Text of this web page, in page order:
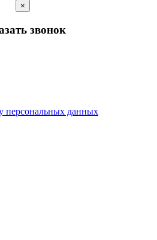
×
звонок
персональных данных